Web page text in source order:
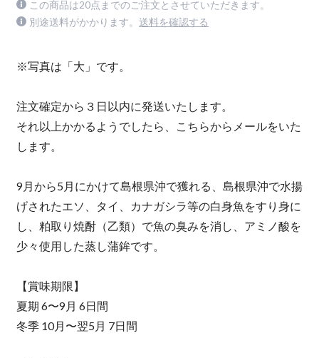
この商品は20点までのご注文とさせていただきます。
別途送料がかかります。 送料を確認する
※写真は「大」です。
注文確定から３日以内に発送いたします。
それ以上かかるようでしたら、こちらからメールをいた
します。
9月から5月にかけて島根県沖で獲れる、島根県沖で水揚
げされたエソ、タイ、カナガシラ等の白身魚をすり身に
し、粕取り焼酎（乙類）で魚の臭みを消し、アミノ酸を
少々使用した蒸し蒲鉾です。
【賞味期限】
夏期 6〜9月 6日間
冬季 10月〜翌5月 7日間